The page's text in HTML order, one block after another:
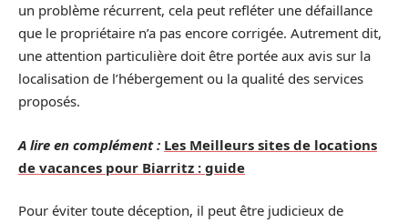
un problème récurrent, cela peut refléter une défaillance
que le propriétaire n’a pas encore corrigée. Autrement dit,
une attention particulière doit être portée aux avis sur la
localisation de l’hébergement ou la qualité des services
proposés.
A lire en complément : Les Meilleurs sites de locations
de vacances pour Biarritz : guide
Pour éviter toute déception, il peut être judicieux de